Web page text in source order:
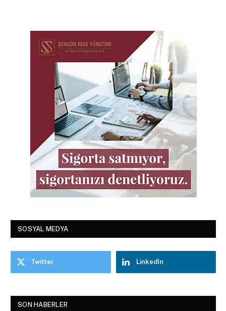
SOSYAL MEDYA
Twitter LinkedIn
SON HABERLER